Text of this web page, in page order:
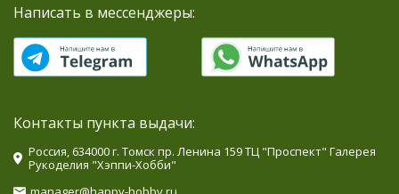
Написать в мессенджеры:
Контакты пункта выдачи:
Россия, 634000 г. Томск пр. Ленина 159 ТЦ "Проспект" Галерея
Рукоделия "Хэппи-Хобби"